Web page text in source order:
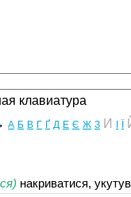
А Б В Г Ґ Д Е Є Ж З И
накриватися,